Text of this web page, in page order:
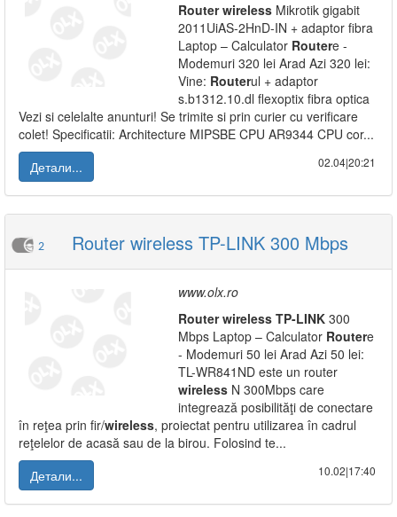
Router wireless Mikrotik gigabit
2011UiAS-2HnD-IN + adaptor fibra
Laptop – Calculator Routere -
Modemuri 320 lei Arad Azi 320 lei:
Vine: Routerul + adaptor
s.b1312.10.dl flexoptix fibra optica
Vezi si celelalte anunturi! Se trimite si prin curier cu verificare
colet! Specificatii: Architecture MIPSBE CPU AR9344 CPU cor...
Детали...
02.04|20:21
2 Router wireless TP-LINK 300 Mbps
www.olx.ro
Router wireless TP-LINK 300
Mbps Laptop – Calculator Routere
- Modemuri 50 lei Arad Azi 50 lei:
TL-WR841ND este un router
wireless N 300Mbps care
integrează posibilităţi de conectare
în reţea prin fir/wireless, proiectat pentru utilizarea în cadrul
reţelelor de acasă sau de la birou. Folosind te...
Детали...
10.02|17:40